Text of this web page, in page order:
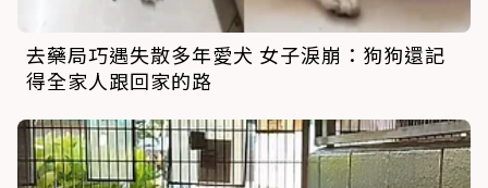
去藥局巧遇失散多年愛犬 女子淚崩：狗狗還記
得全家人跟回家的路